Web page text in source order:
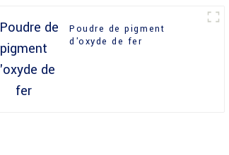
Poudre de pigment
d'oxyde de fer